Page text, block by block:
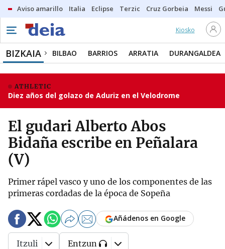
Aviso amarillo Italia Eclipse Terzic Cruz Gorbeia Messi
Kiosko
BIZKAIA BILBAO BARRIOS ARRATIA DURANGALDEA
ATHLETIC
Diez años del golazo de Aduriz en el Velodrome
El gudari Alberto Abos
Bidaña escribe en Peñalara
(V)
Primer rápel vasco y uno de los componentes de las
primeras cordadas de la época de Sopeña
Añádenos en Google
Itzuli Entzun